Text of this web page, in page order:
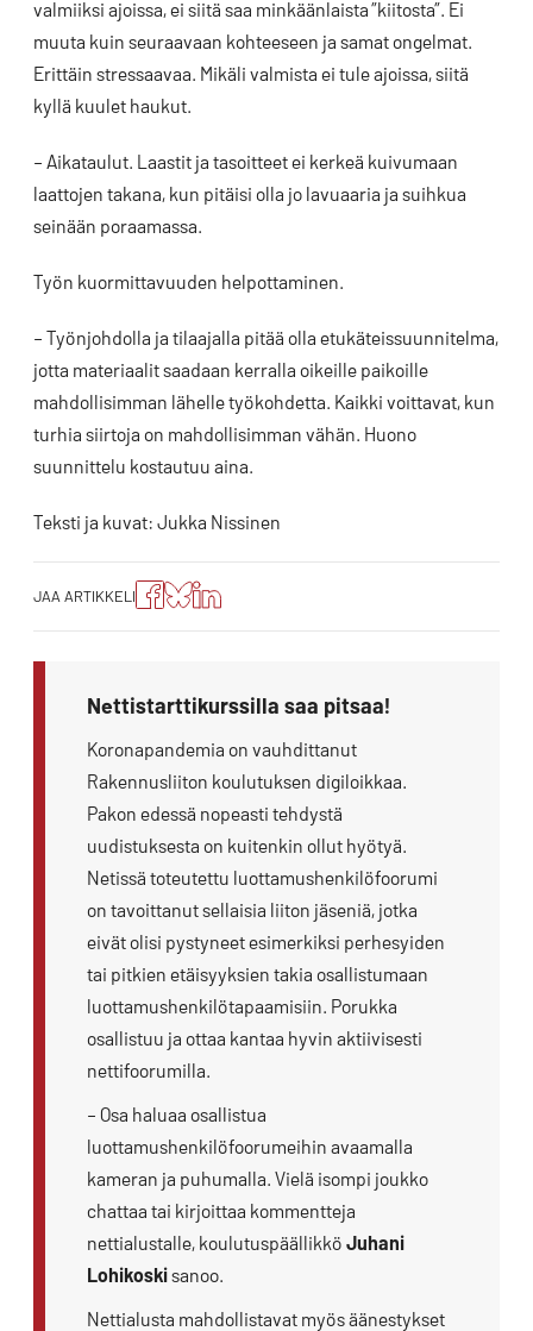
valmiiksi ajoissa, ei siitä saa minkäänlaista ”kiitosta”. Ei
muuta kuin seuraavaan kohteeseen ja samat ongelmat.
Erittäin stressaavaa. Mikäli valmista ei tule ajoissa, siitä
kyllä kuulet haukut.
– Aikataulut. Laastit ja tasoitteet ei kerkeä kuivumaan
laattojen takana, kun pitäisi olla jo lavuaaria ja suihkua
seinään poraamassa.
Työn kuormittavuuden helpottaminen.
– Työnjohdolla ja tilaajalla pitää olla etukäteissuunnitelma,
jotta materiaalit saadaan kerralla oikeille paikoille
mahdollisimman lähelle työkohdetta. Kaikki voittavat, kun
turhia siirtoja on mahdollisimman vähän. Huono
suunnittelu kostautuu aina.
Teksti ja kuvat: Jukka Nissinen
JAA ARTIKKELI
Jaa
artikkeli
Facebookissa
Jaa
artikkeli
Blueskyssa
Jako:
Jaa
artikkeli
Nettistarttikurssilla saa pitsaa!
Koronapandemia on vauhdittanut
Rakennusliiton koulutuksen digiloikkaa.
Pakon edessä nopeasti tehdystä
uudistuksesta on kuitenkin ollut hyötyä.
Netissä toteutettu luottamushenkilöfoorumi
on tavoittanut sellaisia liiton jäseniä, jotka
eivät olisi pystyneet esimerkiksi perhesyiden
tai pitkien etäisyyksien takia osallistumaan
luottamushenkilötapaamisiin. Porukka
osallistuu ja ottaa kantaa hyvin aktiivisesti
nettifoorumilla.
– Osa haluaa osallistua
luottamushenkilöfoorumeihin avaamalla
kameran ja puhumalla. Vielä isompi joukko
chattaa tai kirjoittaa kommentteja
nettialustalle, koulutuspäällikkö Juhani
Lohikoskisanoo.
Nettialusta mahdollistavat myös äänestykset